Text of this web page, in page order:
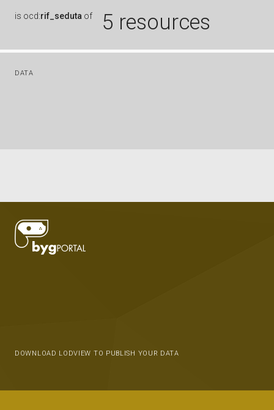
is ocd:rif_seduta of 5 resources
DATA
DOWNLOAD LODVIEW TO PUBLISH YOUR DATA